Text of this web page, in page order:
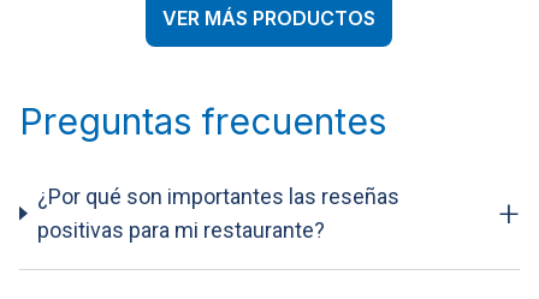
VER MÁS PRODUCTOS
Preguntas frecuentes
¿Por qué son importantes las reseñas
positivas para mi restaurante?
+